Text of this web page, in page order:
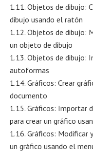
1.11. Objetos de dibujo:
dibujo usando el ratón
1.12. Objetos de dibujo:
un objeto de dibujo
1.13. Objetos de dibujo:
autoformas
1.14. Gráficos: Crear
documento
1.15. Gráficos: Importar
para crear un gráfico
1.16. Gráficos: Modificar
un gráfico usando el